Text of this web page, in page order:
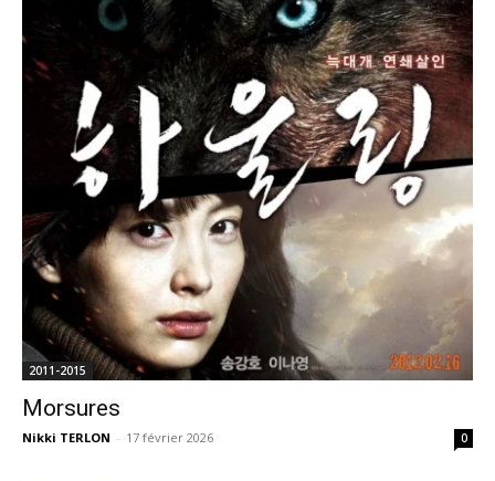
2011-2015
Morsures
Nikki TERLON - 17 février 2026 0